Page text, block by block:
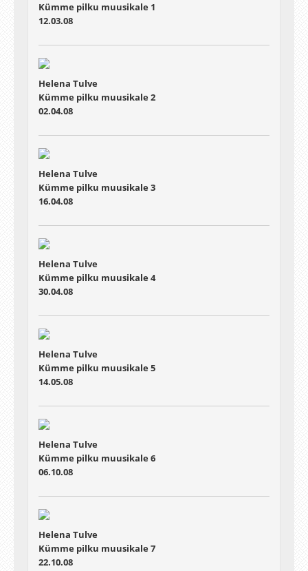
Kümme pilku muusikale 1
12.03.08
Helena Tulve
Kümme pilku muusikale 2
02.04.08
Helena Tulve
Kümme pilku muusikale 3
16.04.08
Helena Tulve
Kümme pilku muusikale 4
30.04.08
Helena Tulve
Kümme pilku muusikale 5
14.05.08
Helena Tulve
Kümme pilku muusikale 6
06.10.08
Helena Tulve
Kümme pilku muusikale 7
22.10.08